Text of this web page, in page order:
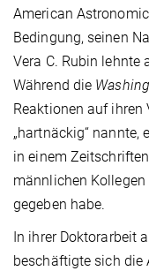
American
Bedingung, seinen
Vera C. Rubin lehnte
Während die
Reaktionen auf ihren
„hartnäckig“ nannte,
in einem
männlichen
gegeben habe.
In ihrer Doktorarbeit
beschäftigte sich die